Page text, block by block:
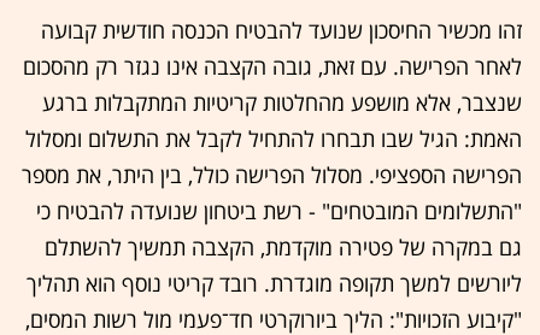
זהו מכשיר החיסכון שנועד להבטיח הכנסה חודשית קבועה
לאחר הפרישה. עם זאת, גובה הקצבה אינו נגזר רק מהסכום
שנצבר, אלא מושפע מהחלטות קריטיות המתקבלות ברגע
האמת: הגיל שבו תבחרו להתחיל לקבל את התשלום ומסלול
הפרישה הספציפי. מסלול הפרישה כולל, בין היתר, את מספר
"התשלומים המובטחים" - רשת ביטחון שנועדה להבטיח כי
גם במקרה של פטירה מוקדמת, הקצבה תמשיך להשתלם
ליורשים למשך תקופה מוגדרת. רובד קריטי נוסף הוא תהליך
"קיבוע הזכויות": הליך ביורוקרטי חד־פעמי מול רשות המסים,